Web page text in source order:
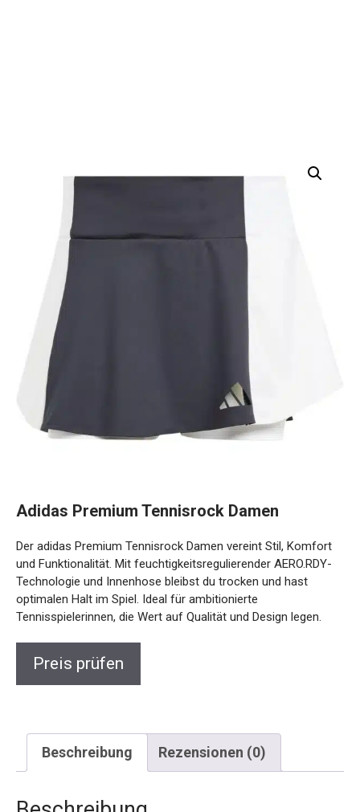
und Funktionalität. Mit feuchtigkeitsregulierender AERO.RDY-
Technologie und Innenhose bleibst du trocken und hast
optimalen Halt im Spiel. Ideal für ambitionierte
Tennisspielerinnen, die Wert auf Qualität und Design legen.
Beschreibung Rezensionen (0)
Beschreibung